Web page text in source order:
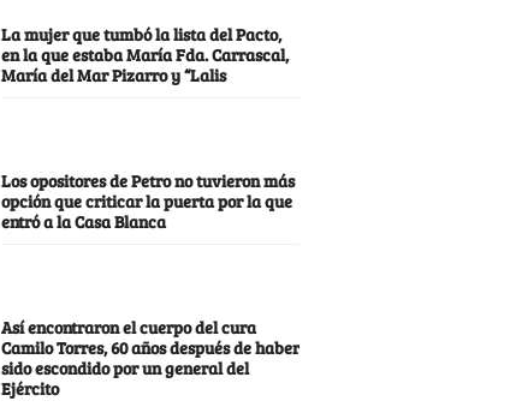
La mujer que tumbó la lista del Pacto,
en la que estaba María Fda. Carrascal,
María del Mar Pizarro y “Lalis
Los opositores de Petro no tuvieron más
opción que criticar la puerta por la que
entró a la Casa Blanca
Así encontraron el cuerpo del cura
Camilo Torres, 60 años después de haber
sido escondido por un general del
Ejército